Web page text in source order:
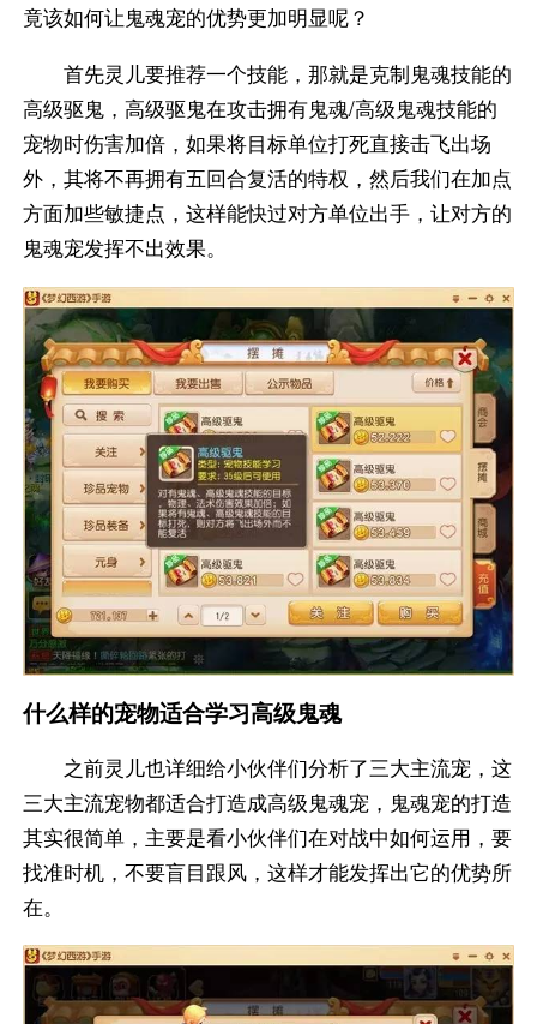
竟该如何让鬼魂宠的优势更加明显呢？
首先灵儿要推荐一个技能，那就是克制鬼魂技能的
高级驱鬼，高级驱鬼在攻击拥有鬼魂/高级鬼魂技能的
宠物时伤害加倍，如果将目标单位打死直接击飞出场
外，其将不再拥有五回合复活的特权，然后我们在加点
方面加些敏捷点，这样能快过对方单位出手，让对方的
鬼魂宠发挥不出效果。
什么样的宠物适合学习高级鬼魂
之前灵儿也详细给小伙伴们分析了三大主流宠，这
三大主流宠物都适合打造成高级鬼魂宠，鬼魂宠的打造
其实很简单，主要是看小伙伴们在对战中如何运用，要
找准时机，不要盲目跟风，这样才能发挥出它的优势所
在。